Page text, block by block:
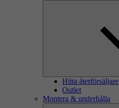
Hitta återförsäljare
Outlet
Montera & underhålla